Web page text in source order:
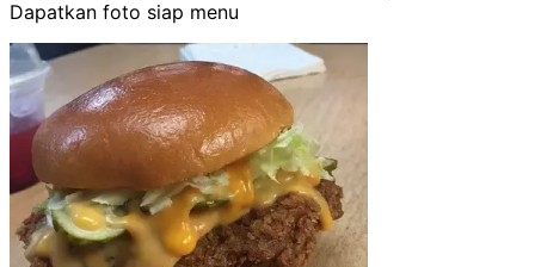
Dapatkan foto siap menu